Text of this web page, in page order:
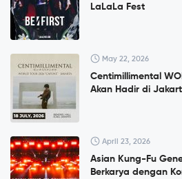
LaLaLa Fest
May 22, 2026
Centimillimental
Akan Hadir di
April 23, 2026
Asian Kung-Fu
Berkarya dengan